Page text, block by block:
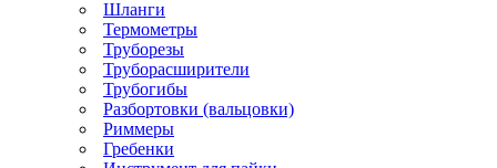
Шланги
Термометры
Труборезы
Труборасширители
Трубогибы
Разбортовки (вальцовки)
Риммеры
Гребенки